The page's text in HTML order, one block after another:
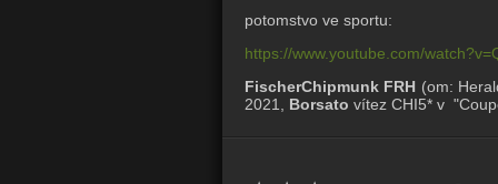
potomstvo ve sportu:
https://www.youtube.com/
FischerChipmunk FRH (om:
2021, Borsato vítez CHI5* v